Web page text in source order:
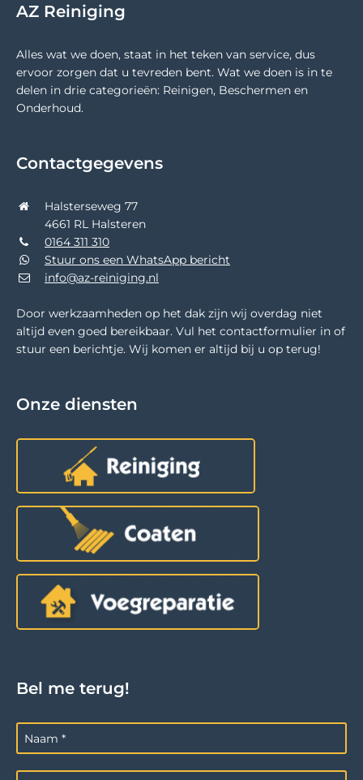
AZ Reiniging
Alles wat we doen, staat in het teken van service, dus
ervoor zorgen dat u tevreden bent. Wat we doen is in te
delen in drie categorieën: Reinigen, Beschermen en
Onderhoud.
Contactgegevens
Halsterseweg 77
4661 RL Halsteren
0164 311 310
Stuur ons een WhatsApp bericht
info@az-reiniging.nl
Door werkzaamheden op het dak zijn wij overdag niet
altijd even goed bereikbaar. Vul het contactformulier in of
stuur een berichtje. Wij komen er altijd bij u op terug!
Onze diensten
Bel me terug!